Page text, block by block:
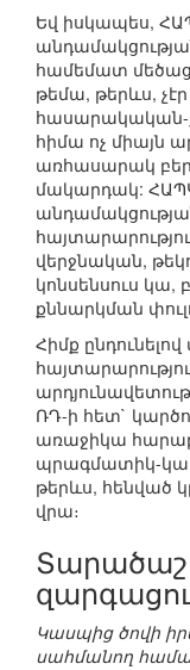
Եվ իսկապես,
համեմատ
թեմա, թերևս,
հիմա ոչ միայն
առհասարակ
մակարդակ:
վերջնական,
կոնսենսուս կա,
քննարկման
Հիմք
ՌԴ-ի հետ`
առաջիկա
պրագմատիկ-
թերևս, հենված
վրա։
Կասպից ծովի
սահմանող